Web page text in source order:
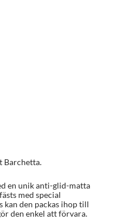
Barchetta.
en unik anti-glid-matta
med special
kan den packas ihop till
den enkel att förvara.